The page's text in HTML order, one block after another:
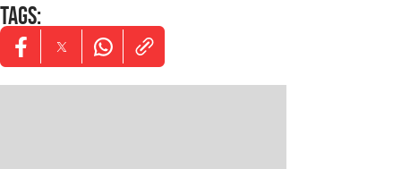
TAGS:
Opens in new window
Opens in new window
Opens in new window